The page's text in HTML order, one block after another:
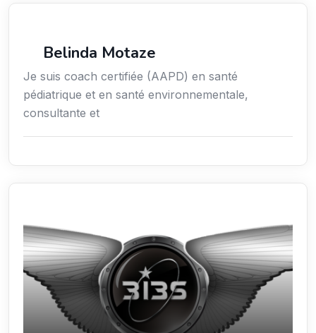
Belinda Motaze
Je suis coach certifiée (AAPD) en santé
pédiatrique et en santé environnementale,
consultante et